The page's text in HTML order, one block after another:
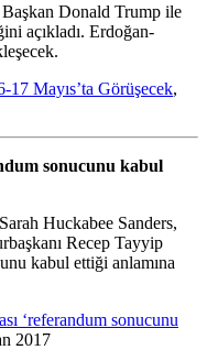
Donald Trump ile
açıkladı. Erdoğan-
Mayıs’ta Görüşecek,
sonucunu kabul
Huckabee Sanders,
Recep Tayyip
kabul ettiği anlamına
‘referandum sonucunu
2017